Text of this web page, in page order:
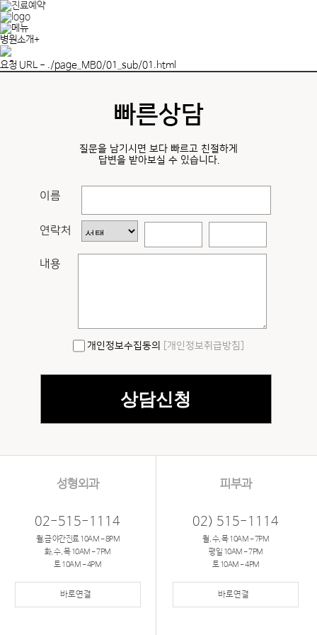
병원소개+
병원소개
의료진소개
연구와개발
요청 URL - ./page_MB0/01_sub/01.html
빠른상담
질문을 남기시면 보다 빠르고 친절하게
답변을 받아보실 수 있습니다.
이름
연락처
내용
개인정보수집동의 [개인정보취급방침]
성형외과
02-515-1114
월,금 야간진료 10AM - 8PM
화, 수, 목 10AM - 7PM
토 10AM - 4PM
바로연결
피부과
02) 515-1114
월, 수, 목 10AM - 7PM
평일 10AM - 7PM
토 10AM - 4PM
바로연결